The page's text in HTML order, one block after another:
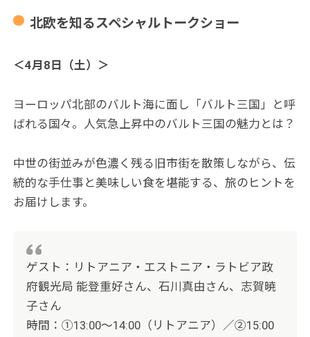
北欧を知るスペシャルトークショー
＜4月8日（土）＞
ヨーロッパ北部のバルト海に面し「バルト三国」と呼
ばれる国々。人気急上昇中のバルト三国の魅力とは？
中世の街並みが色濃く残る旧市街を散策しながら、伝
統的な手仕事と美味しい食を堪能する、旅のヒントを
お届けします。
ゲスト：リトアニア・エストニア・ラトビア政
府観光局 能登重好さん、石川真由さん、志賀暁
子さん
時間：①13:00～14:00（リトアニア）／②15:00